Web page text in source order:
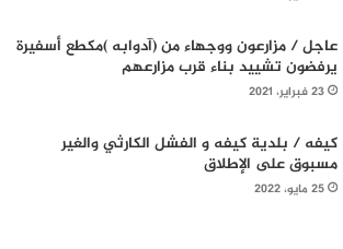
عاجل / مزارعون ووجهاء من (آدوابه )مكطع أسفيرة
يرفضون تشييد بناء قرب مزارعهم
23 فبراير، 2021
كيفه / بلدية كيفه و الفشل الكارثي والغير
مسبوق على الإطلاق
25 مايو، 2022